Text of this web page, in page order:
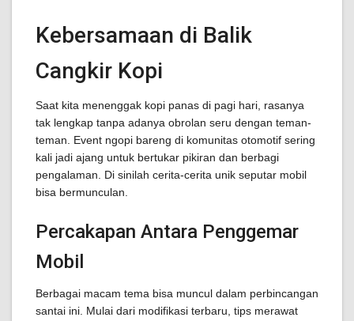
Kebersamaan di Balik
Cangkir Kopi
Saat kita menenggak kopi panas di pagi hari, rasanya
tak lengkap tanpa adanya obrolan seru dengan teman-
teman. Event ngopi bareng di komunitas otomotif sering
kali jadi ajang untuk bertukar pikiran dan berbagi
pengalaman. Di sinilah cerita-cerita unik seputar mobil
bisa bermunculan.
Percakapan Antara Penggemar
Mobil
Berbagai macam tema bisa muncul dalam perbincangan
santai ini. Mulai dari modifikasi terbaru, tips merawat